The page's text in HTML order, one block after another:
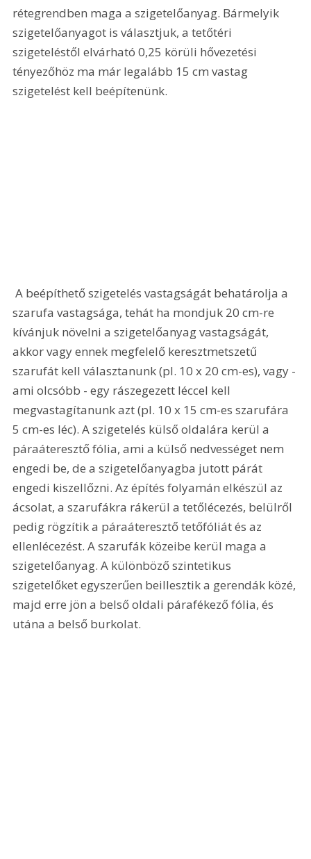
rétegrendben maga a szigetelőanyag. Bármelyik
szigetelőanyagot is választjuk, a tetőtéri
szigeteléstől elvárható 0,25 körüli hővezetési
tényezőhöz ma már legalább 15 cm vastag
szigetelést kell beépítenünk.
A beépíthető szigetelés vastagságát behatárolja a
szarufa vastagsága, tehát ha mondjuk 20 cm-re
kívánjuk növelni a szigetelőanyag vastagságát,
akkor vagy ennek megfelelő keresztmetszetű
szarufát kell választanunk (pl. 10 x 20 cm-es), vagy -
ami olcsóbb - egy rászegezett léccel kell
megvastagítanunk azt (pl. 10 x 15 cm-es szarufára
5 cm-es léc). A szigetelés külső oldalára kerül a
páraáteresztő fólia, ami a külső nedvességet nem
engedi be, de a szigetelőanyagba jutott párát
engedi kiszellőzni. Az építés folyamán elkészül az
ácsolat, a szarufákra rákerül a tetőlécezés, belülről
pedig rögzítik a páraáteresztő tetőfóliát és az
ellenlécezést. A szarufák közeibe kerül maga a
szigetelőanyag. A különböző szintetikus
szigetelőket egyszerűen beillesztik a gerendák közé,
majd erre jön a belső oldali párafékező fólia, és
utána a belső burkolat.